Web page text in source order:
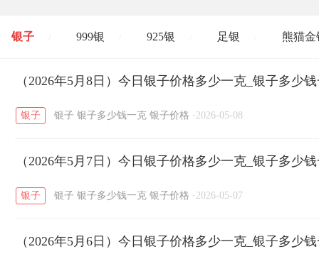
银子 999银 925银 足银 熊猫金
开国纪念币 大清银币 / 长城币 / 老
菜百 周生生 周大生
六福 / 金至尊 / 潮宏基 / 亚一金店
（2026年5月8日）今日银子价格多少一克_银子多少
银子 银子 银子多少钱一克 银子价格 · 2026-05-08
（2026年5月7日）今日银子价格多少一克_银子多少
银子 银子 银子多少钱一克 银子价格 · 2026-05-07
（2026年5月6日）今日银子价格多少一克_银子多少